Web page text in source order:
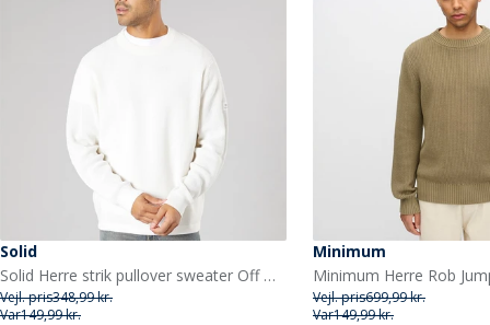
Solid
Solid Herre strik pullover sweater Off White
Vejl. pris348,99 kr.
Var149,99 kr.
Minimum
Vejl. pris699,99 kr.
Var149,99 kr.